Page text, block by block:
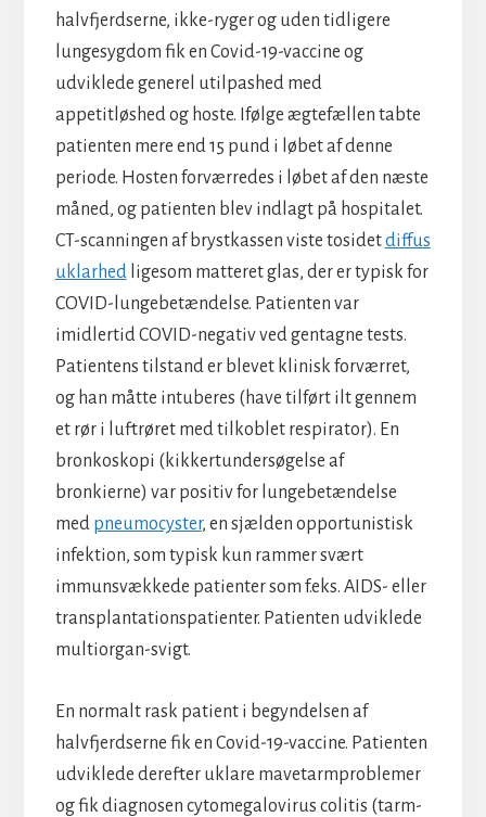
halvfjerdserne, ikke-ryger og uden tidligere
lungesygdom fik en Covid-19-vaccine og
udviklede generel utilpashed med
appetitløshed og hoste. Ifølge ægtefællen tabte
patienten mere end 15 pund i løbet af denne
periode. Hosten forværredes i løbet af den næste
måned, og patienten blev indlagt på hospitalet.
CT-scanningen af brystkassen viste tosidetdiffus
uklarhedligesom matteret glas, der er typisk for
COVID-lungebetændelse. Patienten var
imidlertid COVID-negativ ved gentagne tests.
Patientens tilstand er blevet klinisk forværret,
og han måtte intuberes (have tilført ilt gennem
et rør i luftrøret med tilkoblet respirator). En
bronkoskopi (kikkertundersøgelse af
bronkierne) var positiv for lungebetændelse
med pneumocyster, en sjælden opportunistisk
infektion, som typisk kun rammer svært
immunsvækkede patienter som f.eks. AIDS- eller
transplantationspatienter. Patienten udviklede
multiorgan-svigt.
En normalt rask patient i begyndelsen af
halvfjerdserne fik en Covid-19-vaccine. Patienten
udviklede derefter uklare mavetarmproblemer
og fik diagnosen cytomegalovirus colitis (tarm-